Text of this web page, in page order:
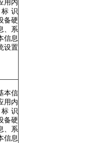
用内
识
备硬
、系
信息
设置
本信
用内
识
备硬
、系
信息